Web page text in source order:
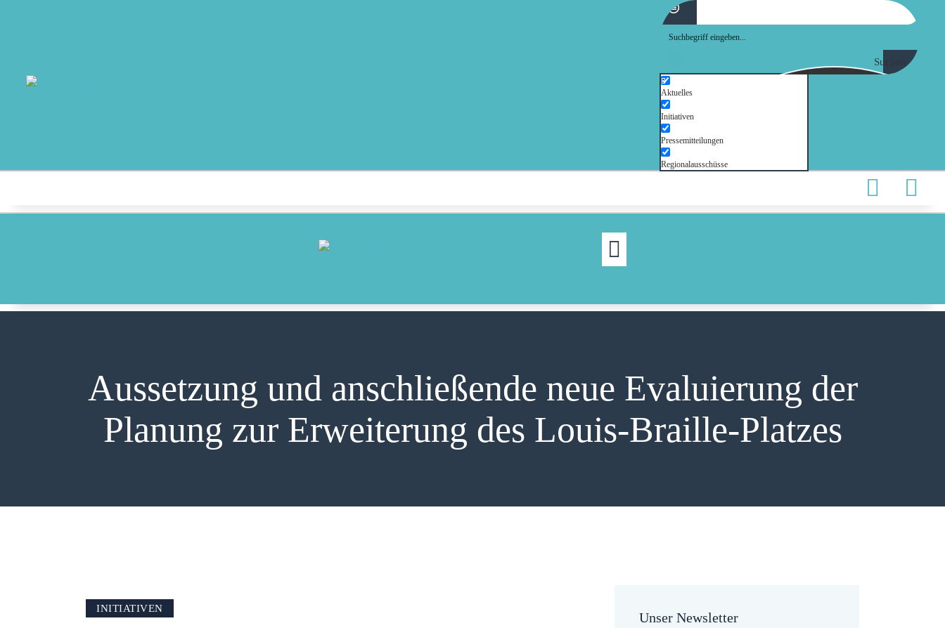
Suchen
Aktuelles
Initiativen
Pressemitteilungen
Regionalausschüsse
Aussetzung und anschließende neue Evaluierung der
Planung zur Erweiterung des Louis-Braille-Platzes
INITIATIVEN
Unser Newsletter